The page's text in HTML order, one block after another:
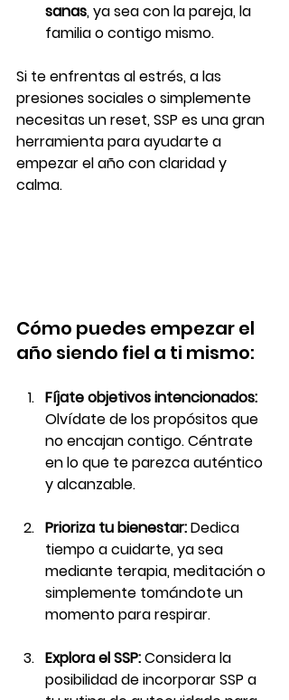
sanas, ya sea con la pareja, la
familia o contigo mismo.
Si te enfrentas al estrés, a las
presiones sociales o simplemente
necesitas un reset, SSP es una gran
herramienta para ayudarte a
empezar el año con claridad y
calma.
Cómo puedes empezar el
año siendo fiel a ti mismo:
Fíjate objetivos intencionados:
Olvídate de los propósitos que
no encajan contigo. Céntrate
en lo que te parezca auténtico
y alcanzable.
Prioriza tu bienestar: Dedica
tiempo a cuidarte, ya sea
mediante terapia, meditación o
simplemente tomándote un
momento para respirar.
Explora el SSP: Considera la
posibilidad de incorporar SSP a